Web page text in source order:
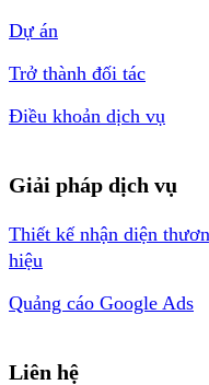
Dự án
Trở thành đối tác
Điều khoản dịch vụ
Giải pháp dịch vụ
Thiết kế nhận diện
hiệu
Quảng cáo Google Ads
Liên hệ